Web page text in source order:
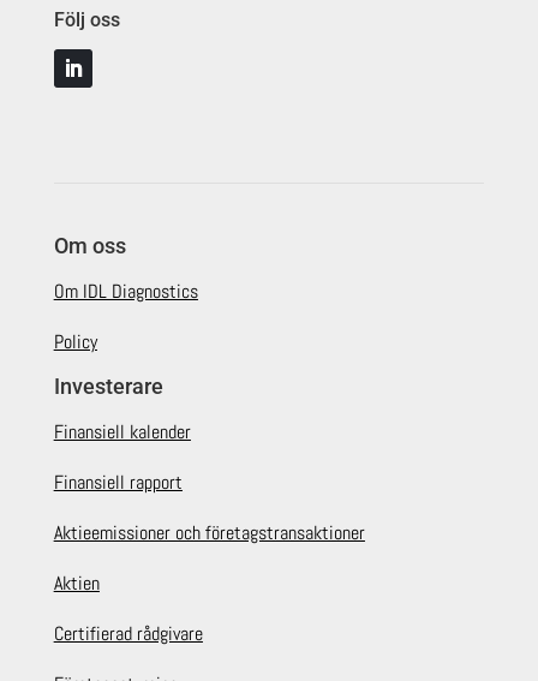
Följ oss
Om oss
Om IDL Diagnostics
Policy
Investerare
Finansiell kalender
Finansiell rapport
Aktieemissioner och företagstransaktioner
Aktien
Certifierad rådgivare